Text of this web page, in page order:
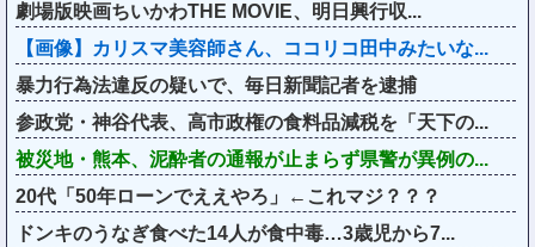
劇場版映画ちいかわTHE MOVIE、明日興行収...
【画像】カリスマ美容師さん、ココリコ田中みたいな...
暴力行為法違反の疑いで、毎日新聞記者を逮捕
参政党・神谷代表、高市政権の食料品減税を「天下の...
被災地・熊本、泥酔者の通報が止まらず県警が異例の...
20代「50年ローンでええやろ」←これマジ？？？
ドンキのうなぎ食べた14人が食中毒…3歳児から7...